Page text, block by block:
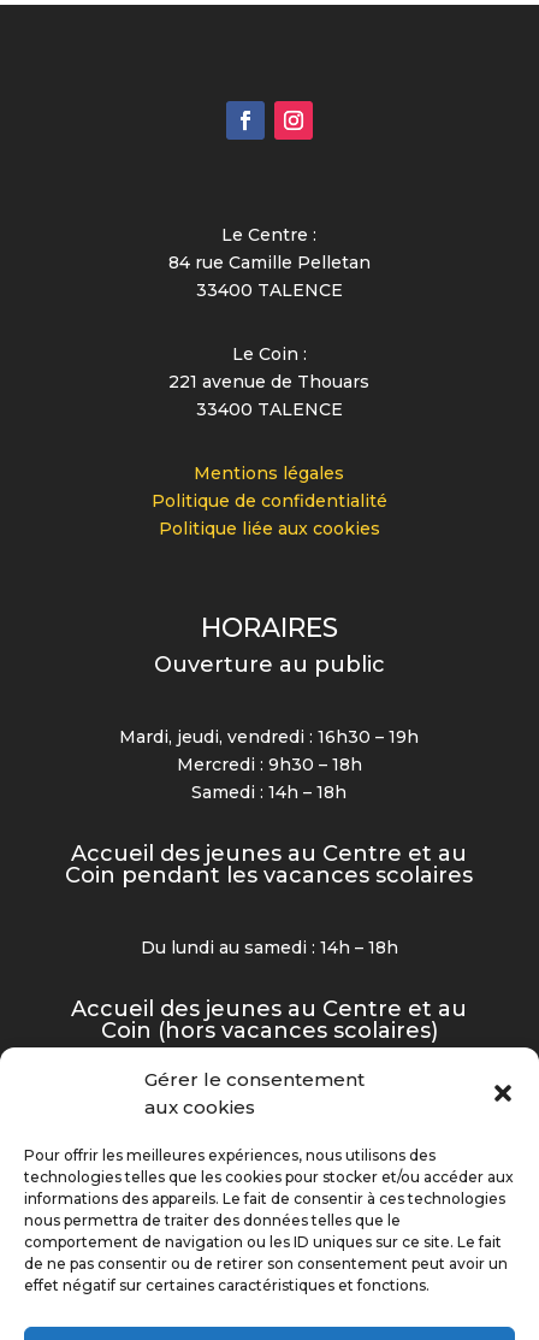
Gérer le consentement
aux cookies
Pour offrir les meilleures expériences, nous utilisons des
technologies telles que les cookies pour stocker et/ou accéder aux
informations des appareils. Le fait de consentir à ces technologies
nous permettra de traiter des données telles que le
comportement de navigation ou les ID uniques sur ce site. Le fait
de ne pas consentir ou de retirer son consentement peut avoir un
effet négatif sur certaines caractéristiques et fonctions.
Le Centre :
84 rue Camille Pelletan
33400 TALENCE
Le Coin :
221 avenue de Thouars
33400 TALENCE
Mentions légales
Politique de confidentialité
Politique liée aux cookies
HORAIRES
Ouverture au public
Mardi, jeudi, vendredi : 16h30 – 19h
Mercredi : 9h30 – 18h
Samedi : 14h – 18h
Accueil des jeunes au Centre et au
Coin pendant les vacances scolaires
Du lundi au samedi : 14h – 18h
Accueil des jeunes au Centre et au
Coin (hors vacances scolaires)
Mardi, jeudi et vendredi : 16h30 – 19h
©2025 Centre Animation Jeunesse – Tous droits
réservés